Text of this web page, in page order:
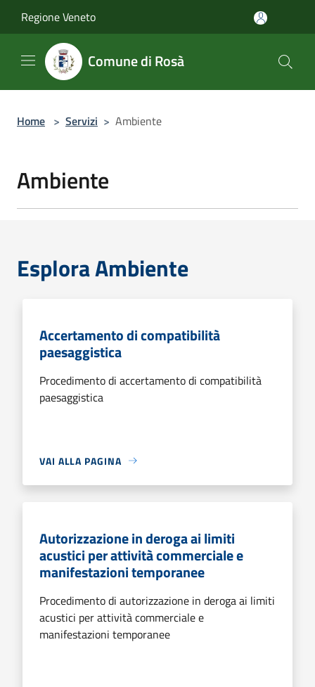
Regione Veneto
Comune di Rosà
Home > Servizi > Ambiente
Ambiente
Esplora Ambiente
Accertamento di compatibilità
paesaggistica
Procedimento di accertamento di compatibilità
paesaggistica
VAI ALLA PAGINA
Autorizzazione in deroga ai limiti
acustici per attività commerciale e
manifestazioni temporanee
Procedimento di autorizzazione in deroga ai limiti
acustici per attività commerciale e
manifestazioni temporanee